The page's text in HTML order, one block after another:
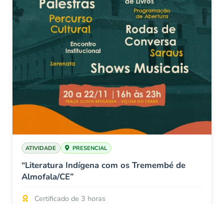
ATIVIDADE PRESENCIAL
“Literatura Indígena com os Tremembé de
Almofala/CE”
Certificado de 3 horas